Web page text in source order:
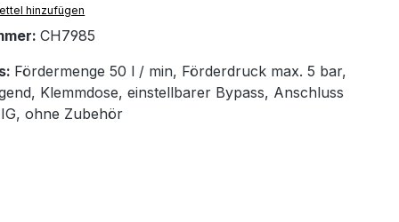
hinzufügen
CH7985
Fördermenge 50 l / min, Förderdruck max. 5 bar,
Klemmdose, einstellbarer Bypass, Anschluss
ohne Zubehör